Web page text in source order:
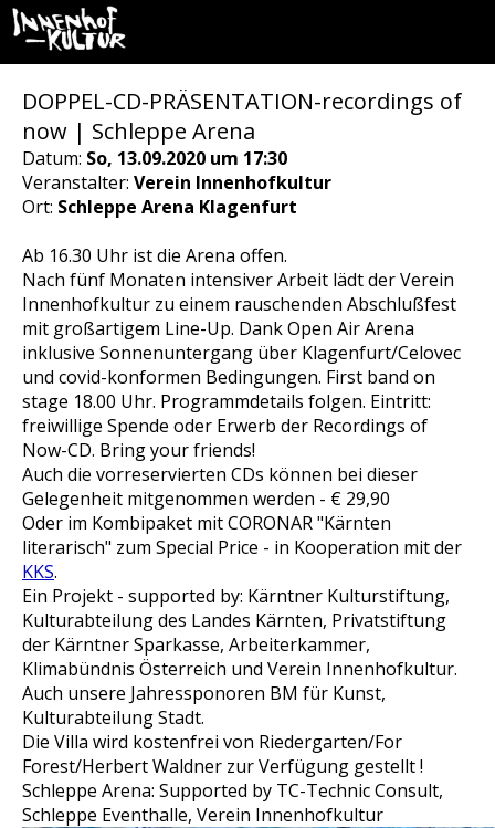
DOPPEL-CD-PRÄSENTATION-recordings of
now | Schleppe Arena
Datum: So, 13.09.2020 um 17:30
Veranstalter: Verein Innenhofkultur
Ort: Schleppe Arena Klagenfurt
Ab 16.30 Uhr ist die Arena offen.
Nach fünf Monaten intensiver Arbeit lädt der Verein
Innenhofkultur zu einem rauschenden Abschlußfest
mit großartigem Line-Up. Dank Open Air Arena
inklusive Sonnenuntergang über Klagenfurt/Celovec
und covid-konformen Bedingungen. First band on
stage 18.00 Uhr. Programmdetails folgen. Eintritt:
freiwillige Spende oder Erwerb der Recordings of
Now-CD. Bring your friends!
Auch die vorreservierten CDs können bei dieser
Gelegenheit mitgenommen werden - € 29,90
Oder im Kombipaket mit CORONAR "Kärnten
literarisch" zum Special Price - in Kooperation mit der
KKS.
Ein Projekt - supported by: Kärntner Kulturstiftung,
Kulturabteilung des Landes Kärnten, Privatstiftung
der Kärntner Sparkasse, Arbeiterkammer,
Klimabündnis Österreich und Verein Innenhofkultur.
Auch unsere Jahressponoren BM für Kunst,
Kulturabteilung Stadt.
Die Villa wird kostenfrei von Riedergarten/For
Forest/Herbert Waldner zur Verfügung gestellt !
Schleppe Arena: Supported by TC-Technic Consult,
Schleppe Eventhalle, Verein Innenhofkultur